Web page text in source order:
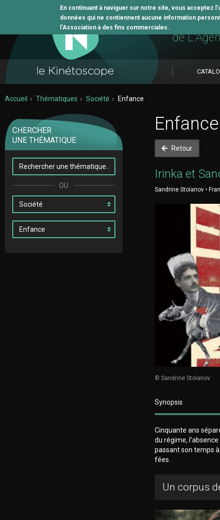
En continuant à naviguer sur notre site, vous
données qui ne contiennent aucune information
l’Association à des fins commerciales. L'outil
de
Accueil Thématiques Société Enfance
CHERCHER
UNE THÉMATIQUE
Enfance
Retour
Irinka et
Sandrine Stoïanov •
© Sandrine Stoïanov
Synopsis
Cinquante ans
du régime,
passant son temps
fées.
Un corpus